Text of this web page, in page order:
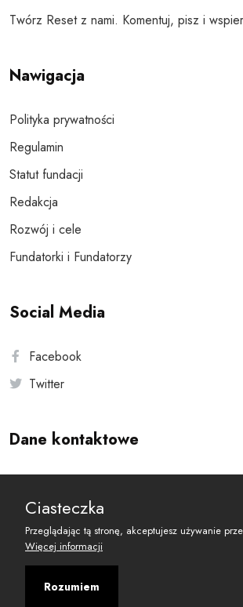
Twórz Reset z nami. Komentuj, pisz i
Nawigacja
Polityka prywatności
Regulamin
Statut fundacji
Redakcja
Rozwój i cele
Fundatorki i Fundatorzy
Social Media
Facebook
Twitter
Dane kontaktowe
reset@resetobywatelski.pl
Ciasteczka
Przeglądając tą stronę, akceptujesz używanie
Więcej informacji
Rozumiem